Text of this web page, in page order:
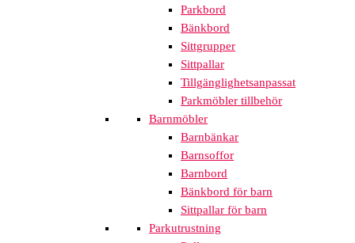
Parkbord
Bänkbord
Sittgrupper
Sittpallar
Tillgänglighetsanpassat
Parkmöbler tillbehör
Barnmöbler
Barnbänkar
Barnsoffor
Barnbord
Bänkbord för barn
Sittpallar för barn
Parkutrustning